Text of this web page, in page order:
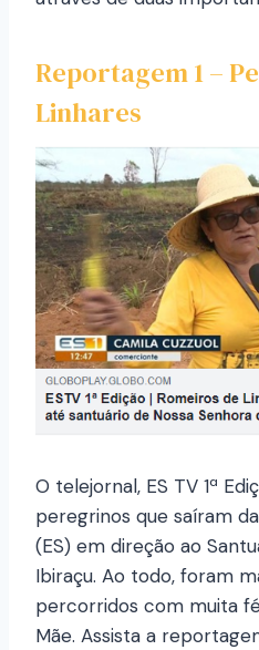
Reportagem 1 –
Linhares
O telejornal, ES TV 1ª
peregrinos que saíram
(ES) em direção ao
Ibiraçu. Ao todo, foram
percorridos com muita
Mãe. Assista a